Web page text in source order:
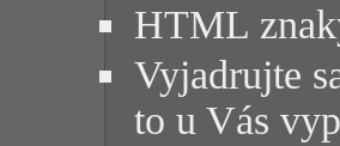
HTML
Vyjadrujte
to u Vás